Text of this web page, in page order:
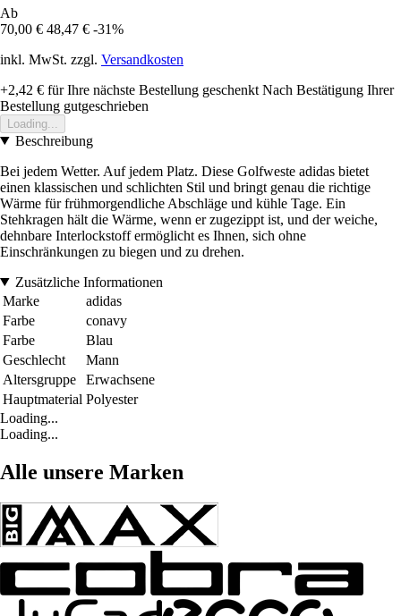
Ab
70,00 € 48,47 € -31%
inkl. MwSt. zzgl. Versandkosten
+2,42 € für Ihre nächste Bestellung geschenkt Nach Bestätigung Ihrer
Bestellung gutgeschrieben
Loading...
Beschreibung
Bei jedem Wetter. Auf jedem Platz. Diese Golfweste adidas bietet
einen klassischen und schlichten Stil und bringt genau die richtige
Wärme für frühmorgendliche Abschläge und kühle Tage. Ein
Stehkragen hält die Wärme, wenn er zugezippt ist, und der weiche,
dehnbare Interlockstoff ermöglicht es Ihnen, sich ohne
Einschränkungen zu biegen und zu drehen.
Zusätzliche Informationen
Marke
adidas
Farbe
conavy
Farbe
Blau
Geschlecht
Mann
Altersgruppe
Erwachsene
Hauptmaterial Polyester
Loading...
Loading...
Alle unsere Marken